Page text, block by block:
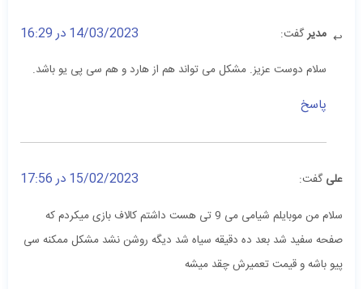
مدیرگفت: 14/03/2023 در 16:29
سلام دوست عزیز. مشکل می تواند هم از هارد و هم سی پی یو باشد.
پاسخ
علی گفت: 15/02/2023 در 17:56
سلام من موبایلم شیامی می 9 تی هست داشتم کالاف بازی میکردم که
صفحه سفید شد بعد ده دقیقه سیاه شد دیگه روشن نشد مشکل ممکنه سی
پیو باشه و قیمت تعمیرش چقد میشه